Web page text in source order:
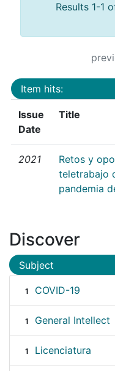
Results 1-1
Item hits:
Issue
Date
Title
2021
Retos y
teletrabajo
pandemia
Discover
Subject
1 COVID-19
1 General Intellect
1 Licenciatura